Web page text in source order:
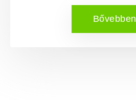
Bővebben